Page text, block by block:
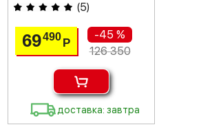
(5)
69490Р
-45 %
126 350
доставка: завтра